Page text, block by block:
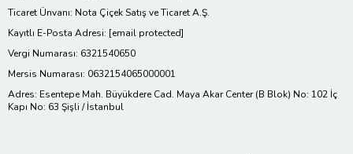
Ticaret Ünvanı: Nota Çiçek Satış ve Ticaret A.Ş.
Kayıtlı E-Posta Adresi: [email protected]
Vergi Numarası: 6321540650
Mersis Numarası: 0632154065000001
Adres: Esentepe Mah. Büyükdere Cad. Maya Akar Center (B Blok) No: 102 İç
Kapı No: 63 Şişli / İstanbul